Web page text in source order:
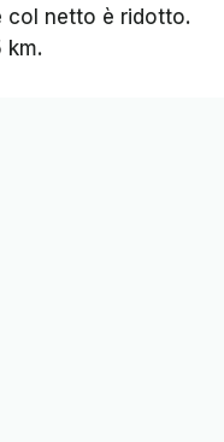
col netto è ridotto.
km.